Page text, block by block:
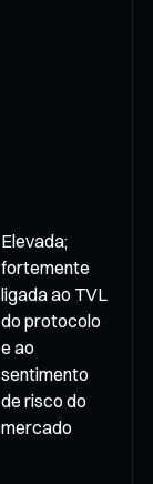
Elevada;
fortemente
ligada ao TVL
do protocolo
e ao
sentimento
de risco do
mercado